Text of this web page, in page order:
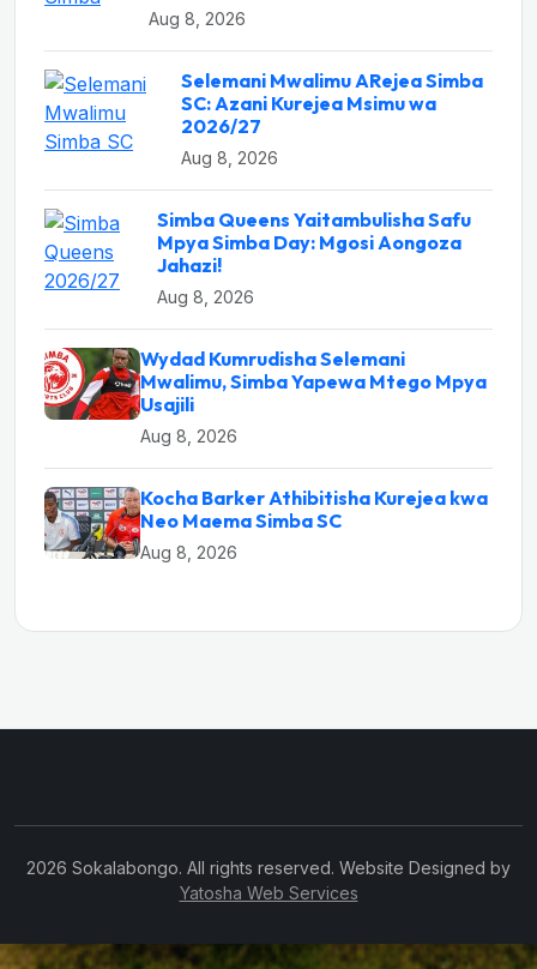
Aug 8, 2026
Selemani Mwalimu ARejea Simba
SC: Azani Kurejea Msimu wa
2026/27
Aug 8, 2026
Simba Queens Yaitambulisha Safu
Mpya Simba Day: Mgosi Aongoza
Jahazi!
Aug 8, 2026
Wydad Kumrudisha Selemani
Mwalimu, Simba Yapewa Mtego Mpya
Usajili
Aug 8, 2026
Kocha Barker Athibitisha Kurejea kwa
Neo Maema Simba SC
Aug 8, 2026
2026 Sokalabongo. All rights reserved. Website Designed by
Yatosha Web Services